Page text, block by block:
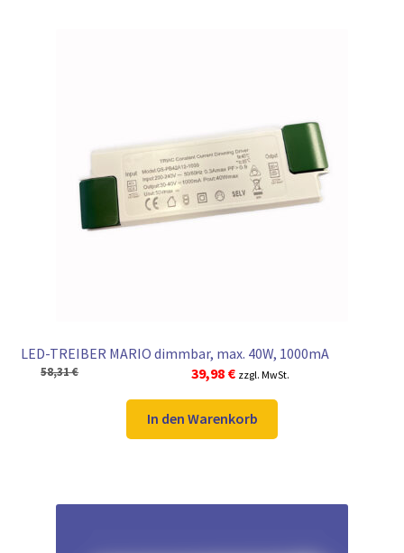
LED-TREIBER MARIO dimmbar, max. 40W, 1000mA
58,31€
Ursprünglicher
war:
58,31 €
39,98 €Aktueller
ist:
39,98 €.
zzgl. MwSt.
In den Warenkorb